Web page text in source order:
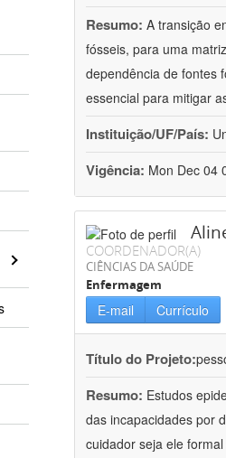
Resumo: A transição
fósseis, para uma
dependência de fontes
essencial para mitigar
Instituição/UF/País:
Vigência: Mon Dec 04
COORDENADOR(A)
CIÊNCIAS DA SAÚDE
Enfermagem
E-mail Currículo
Título do Projeto:
Resumo: Estudos
das incapacidades por
cuidador seja ele